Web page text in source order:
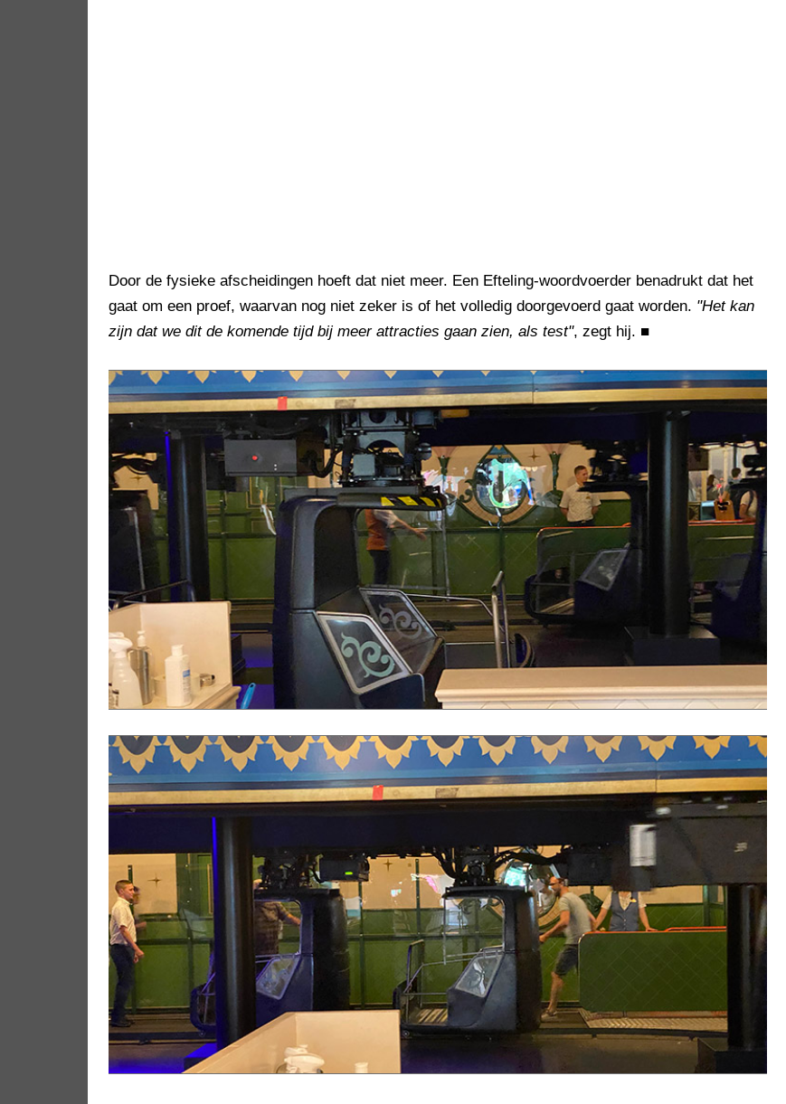
Door de fysieke afscheidingen hoeft dat niet meer. Een Efteling-woordvoerder benadrukt dat het
gaat om een proef, waarvan nog niet zeker is of het volledig doorgevoerd gaat worden. "Het kan
zijn dat we dit de komende tijd bij meer attracties gaan zien, als test", zegt hij. ■